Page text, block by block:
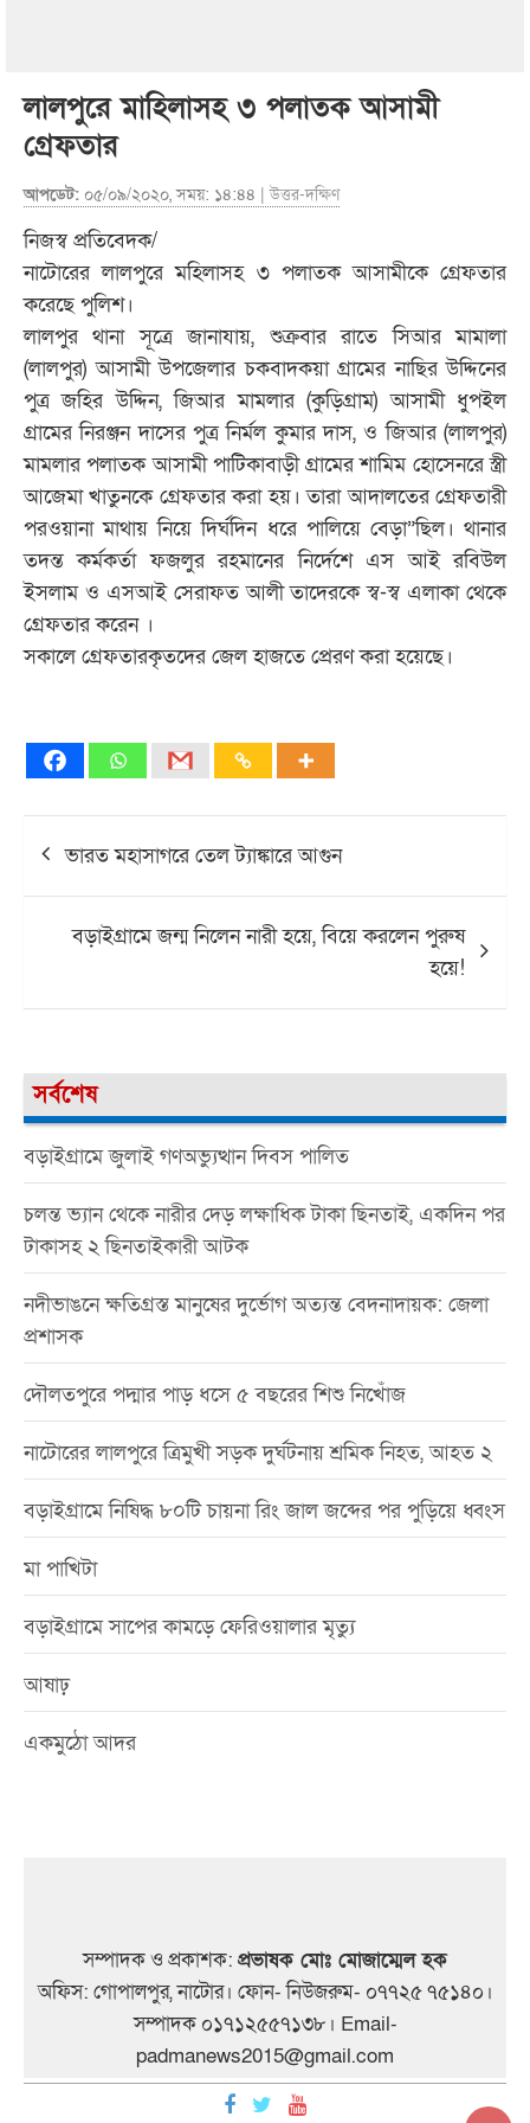
লালপুরে মাহিলাসহ ৩ পলাতক আসামী
গ্রেফতার
আপডেট: ০৫/০৯/২০২০, সময়: ১৪:৪৪ |উত্তর-দক্ষিণ
নিজস্ব প্রতিবেদক/
নাটোরের লালপুরে মহিলাসহ ৩ পলাতক আসামীকে গ্রেফতার
করেছে পুলিশ।
লালপুর থানা সূত্রে জানাযায়, শুক্রবার রাতে সিআর মামালা
(লালপুর) আসামী উপজেলার চকবাদকয়া গ্রামের নাছির উদ্দিনের
পুত্র জহির উদ্দিন, জিআর মামলার (কুড়িগ্রাম) আসামী ধুপইল
গ্রামের নিরঞ্জন দাসের পুত্র নির্মল কুমার দাস, ও জিআর (লালপুর)
মামলার পলাতক আসামী পাটিকাবাড়ী গ্রামের শামিম হোসেনরে স্ত্রী
আজেমা খাতুনকে গ্রেফতার করা হয়। তারা আদালতের গ্রেফতারী
পরওয়ানা মাথায় নিয়ে দির্ঘদিন ধরে পালিয়ে বেড়া”িছল। থানার
তদন্ত কর্মকর্তা ফজলুর রহমানের নির্দেশে এস আই রবিউল
ইসলাম ও এসআই সেরাফত আলী তাদেরকে স্ব-স্ব এলাকা থেকে
গ্রেফতার করেন ।
সকালে গ্রেফতারকৃতদের জেল হাজতে প্রেরণ করা হয়েছে।
navigation
ভারত মহাসাগরে তেল ট্যাঙ্কারে আগুন
বড়াইগ্রামে জন্ম নিলেন নারী হয়ে, বিয়ে করলেন পুরুষ
হয়ে!
সর্বশেষ
বড়াইগ্রামে জুলাই গণঅভ্যুত্থান দিবস পালিত
চলন্ত ভ্যান থেকে নারীর দেড় লক্ষাধিক টাকা ছিনতাই, একদিন পর
টাকাসহ ২ ছিনতাইকারী আটক
নদীভাঙনে ক্ষতিগ্রস্ত মানুষের দুর্ভোগ অত্যন্ত বেদনাদায়ক: জেলা
প্রশাসক
দৌলতপুরে পদ্মার পাড় ধসে ৫ বছরের শিশু নিখোঁজ
নাটোরের লালপুরে ত্রিমুখী সড়ক দুর্ঘটনায় শ্রমিক নিহত, আহত ২
বড়াইগ্রামে নিষিদ্ধ ৮০টি চায়না রিং জাল জব্দের পর পুড়িয়ে ধ্বংস
মা পাখিটা
বড়াইগ্রামে সাপের কামড়ে ফেরিওয়ালার মৃত্যু
আষাঢ়
একমুঠো আদর
সম্পাদক ও প্রকাশক: প্রভাষক মোঃ মোজাম্মেল হক
অফিস: গোপালপুর, নাটোর। ফোন- নিউজরুম- ০৭৭২৫ ৭৫১৪০।
সম্পাদক ০১৭১২৫৫৭১৩৮। Email-
padmanews2015@gmail.com